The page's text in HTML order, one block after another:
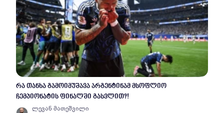
რა თანხა გამოიმუშავა არგენტინამ მსოფლიო
ჩემპიონატის ფინალში გასვლით?!
ლევან მათეშვილი